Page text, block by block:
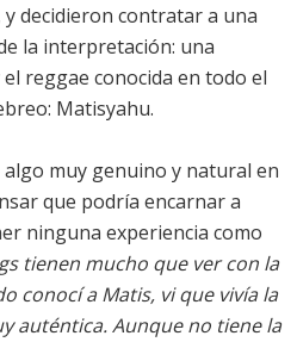
decidieron contratar a una
la interpretación: una
reggae conocida en todo el
Matisyahu.
muy genuino y natural en
que podría encarnar a
ninguna experiencia como
tienen mucho que ver con la
conocí a Matis, vi que vivía la
auténtica. Aunque no tiene la